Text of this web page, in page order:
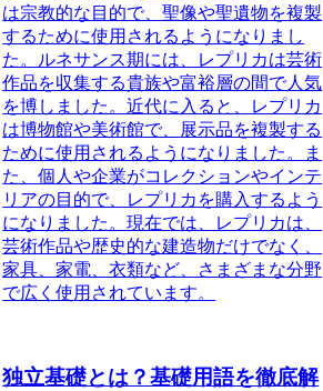
は宗教的な目的で、聖像や聖遺物を複製
するために使用されるようになりまし
た。ルネサンス期には、レプリカは芸術
作品を収集する貴族や富裕層の間で人気
を博しました。近代に入ると、レプリカ
は博物館や美術館で、展示品を複製する
ために使用されるようになりました。ま
た、個人や企業がコレクションやインテ
リアの目的で、レプリカを購入するよう
になりました。現在では、レプリカは、
芸術作品や歴史的な建造物だけでなく、
家具、家電、衣類など、さまざまな分野
で広く使用されています。
独立基礎とは？基礎用語を徹底解